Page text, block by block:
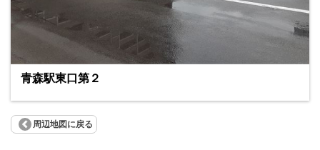
青森駅東口第２
周辺地図に戻る